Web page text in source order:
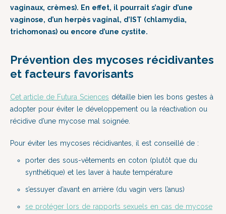
vaginaux, crèmes). En effet, il pourrait s’agir d’une
vaginose, d’un herpès vaginal, d’IST (chlamydia,
trichomonas) ou encore d’une cystite.
Prévention des mycoses récidivantes
et facteurs favorisants
Cet article de Futura Sciences détaille bien les bons gestes à
adopter pour éviter le développement ou la réactivation ou
récidive d’une mycose mal soignée.
Pour éviter les mycoses récidivantes, il est conseillé de :
porter des sous-vêtements en coton (plutôt que du
synthétique) et les laver à haute température
s’essuyer d’avant en arrière (du vagin vers l’anus)
se protéger lors de rapports sexuels en cas de mycose